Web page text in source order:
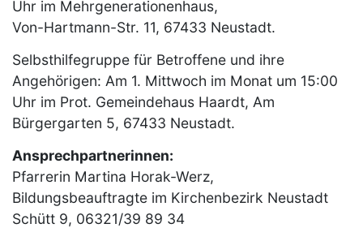
Uhr im Mehrgenerationenhaus,
Von-Hartmann-Str. 11, 67433 Neustadt.
Selbsthilfegruppe für Betroffene und ihre
Angehörigen: Am 1. Mittwoch im Monat um 15:00
Uhr im Prot. Gemeindehaus Haardt, Am
Bürgergarten 5, 67433 Neustadt.
Ansprechpartnerinnen:
Pfarrerin Martina Horak-Werz,
Bildungsbeauftragte im Kirchenbezirk Neustadt
Schütt 9, 06321/39 89 34